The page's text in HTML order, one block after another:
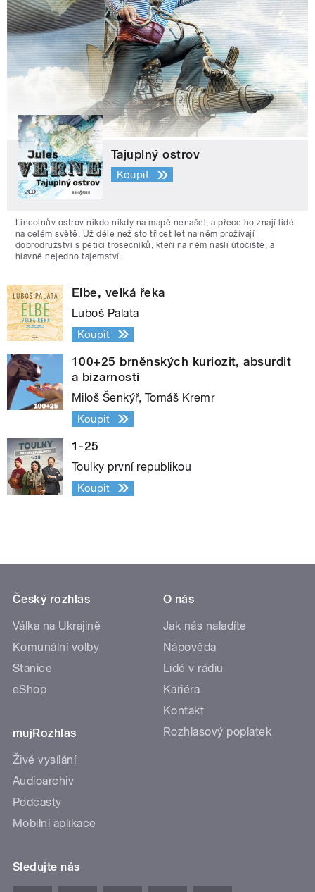
Tajuplný ostrov
Koupit
Lincolnův ostrov nikdo nikdy na mapě nenašel, a přece ho znají lidé
na celém světě. Už déle než sto třicet let na něm prožívají
dobrodružství s pěticí trosečníků, kteří na něm našli útočiště, a
hlavně nejedno tajemství.
Elbe, velká řeka
Luboš Palata
Koupit
100+25 brněnských kuriozit, absurdit
a bizarností
Miloš Šenkýř, Tomáš Kremr
Koupit
1-25
Toulky první republikou
Koupit
Český rozhlas
Válka na Ukrajině
Komunální volby
Stanice
eShop
mujRozhlas
Živé vysílání
Audioarchiv
Podcasty
Mobilní aplikace
O nás
Jak nás naladíte
Nápověda
Lidé v rádiu
Kariéra
Kontakt
Rozhlasový poplatek
Sledujte nás